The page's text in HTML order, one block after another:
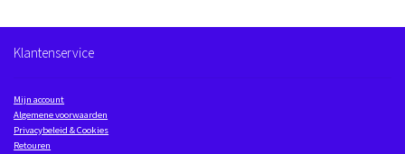
Klantenservice
Mijn account
Algemene voorwaarden
Privacybeleid & Cookies
Retouren